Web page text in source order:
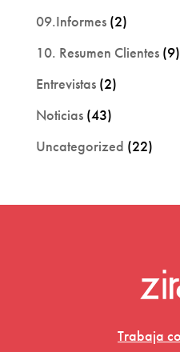
09.Informes(2)
10. Resumen Clientes(9)
Entrevistas(2)
Noticias(43)
Uncategorized (22)
Trabaja